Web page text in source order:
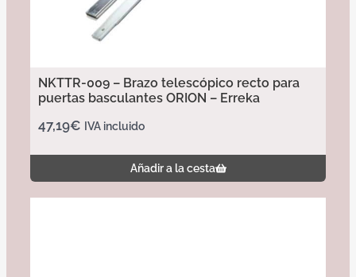
NKTTR-009 – Brazo telescópico recto para
puertas basculantes ORION – Erreka
47,19€ IVA incluido
Añadir a la cesta